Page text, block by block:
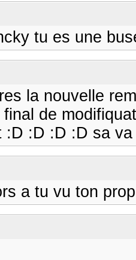
tu es une
la nouvelle
de
:D :D :D :D sa
a tu vu ton